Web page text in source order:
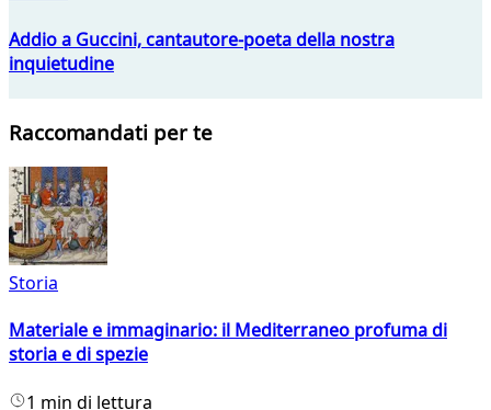
Addio a Guccini, cantautore-poeta della nostra
inquietudine
Raccomandati per te
Storia
Materiale e immaginario: il Mediterraneo profuma di
storia e di spezie
1 min di lettura